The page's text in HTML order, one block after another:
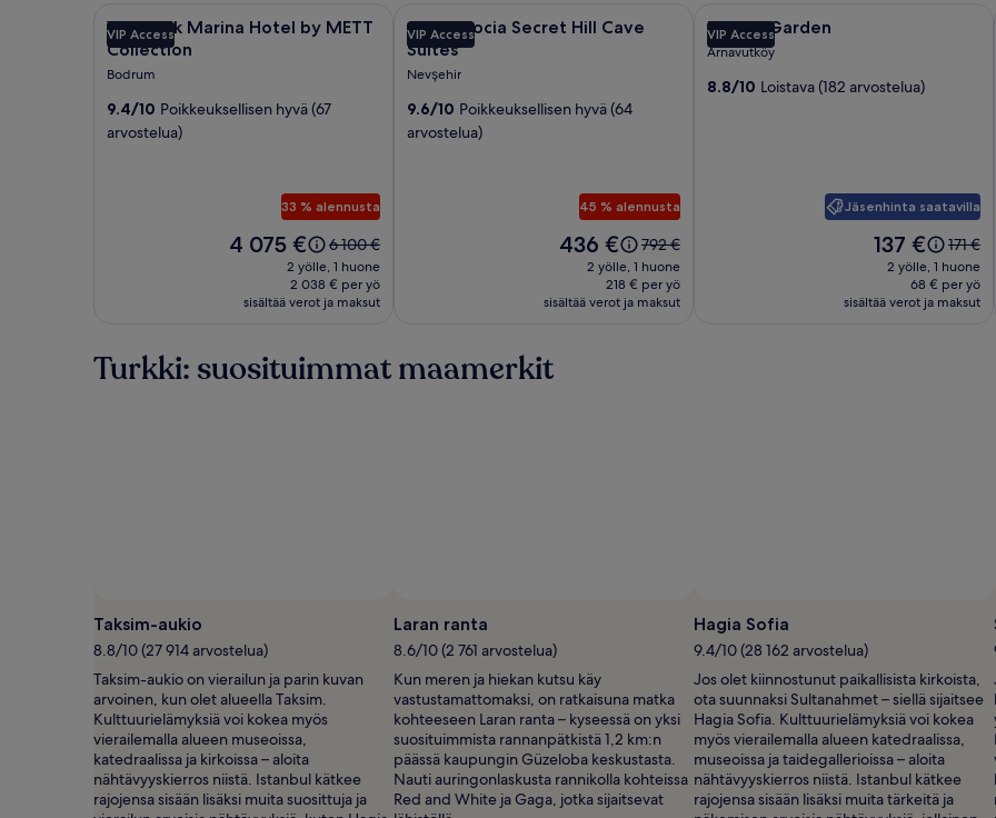
Majoituspaikan
Yalıkavak
Marina
by
METT
VIP Access
Yalıkavak Marina Hotel by METT
Collection
Bodrum
9.4/10 Poikkeuksellisen hyvä (67
arvostelua)
33 % alennusta
Hinta
4 075 €
Hinta
oli
6 100 €,
katso
6 100 €
2 yölle, 1 huone
2 038 € per yö
sisältää verot ja maksut
Majoituspaikan
Cappadocia
Secret
Cave
Suites
VIP Access
Cappadocia Secret Hill Cave
Suites
Nevşehir
9.6/10 Poikkeuksellisen hyvä (64
arvostelua)
45 % alennusta
Hinta
436 €
Hinta
oli
792 €,
katso
792 €
2 yölle, 1 huone
218 € per yö
sisältää verot ja maksut
Majoituspaikan
Istport
kuvagalleria
VIP Access
Istport Garden
Arnavutköy
8.8/10 Loistava (182 arvostelua)
Jäsenhinta saatavilla
Hinta
on
137 €
137 €
Hinta
oli
171 €,
katso
171 €
2 yölle, 1 huone
68 € per yö
sisältää verot ja maksut
Turkki: suosituimmat maamerkit
Taksim-aukio
8.8/10 (27 914 arvostelua)
Taksim-aukio on vierailun ja parin kuvan
arvoinen, kun olet alueella Taksim.
Kulttuurielämyksiä voi kokea myös
vierailemalla alueen museoissa,
katedraalissa ja kirkoissa – aloita
nähtävyyskierros niistä. Istanbul kätkee
rajojensa sisään lisäksi muita suosittuja ja
Laran ranta
8.6/10 (2 761 arvostelua)
Kun meren ja hiekan kutsu käy
vastustamattomaksi, on ratkaisuna matka
kohteeseen Laran ranta – kyseessä on yksi
suosituimmista rannanpätkistä 1,2 km:n
päässä kaupungin Güzeloba keskustasta.
Nauti auringonlaskusta rannikolla kohteissa
Red and White ja Gaga, jotka sijaitsevat
Hagia Sofia
9.4/10 (28 162 arvostelua)
Jos olet kiinnostunut paikallisista kirkoista,
ota suunnaksi Sultanahmet – siellä sijaitsee
Hagia Sofia. Kulttuurielämyksiä voi kokea
myös vierailemalla alueen katedraalissa,
museoissa ja taidegallerioissa – aloita
nähtävyyskierros niistä. Istanbul kätkee
rajojensa sisään lisäksi muita tärkeitä ja